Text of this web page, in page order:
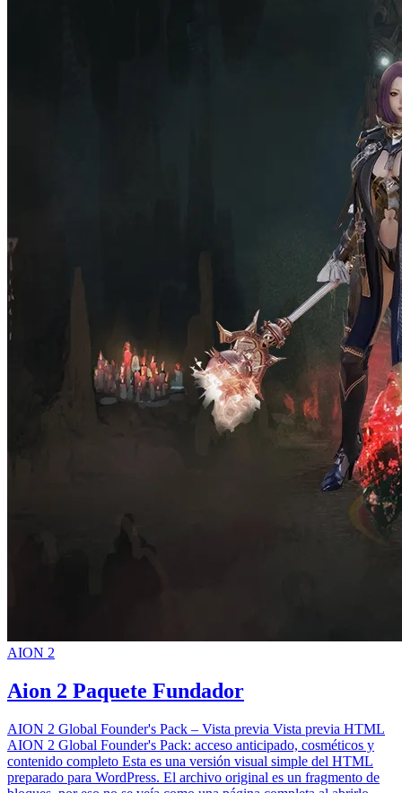
AION 2
Aion 2 Paquete Fundador
AION 2 Global Founder's Pack – Vista previa Vista previa HTML
AION 2 Global Founder's Pack: acceso anticipado, cosméticos y
contenido completo Esta es una versión visual simple del HTML
preparado para WordPress. El archivo original es un fragmento de